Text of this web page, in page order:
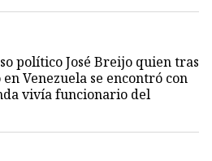
político José Breijo quien tras
Venezuela se encontró con
vivía funcionario del